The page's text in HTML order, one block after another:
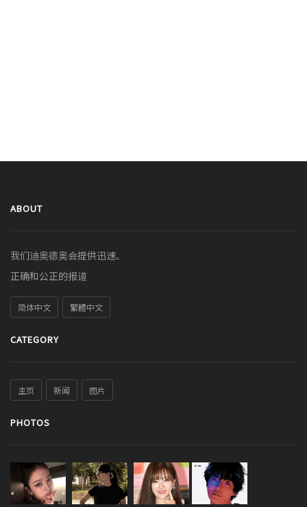
ABOUT
我们迪奥德奥会提供迅速、
正确和公正的报道
简体中文 繁體中文
CATEGORY
主页 新闻 图片
PHOTOS